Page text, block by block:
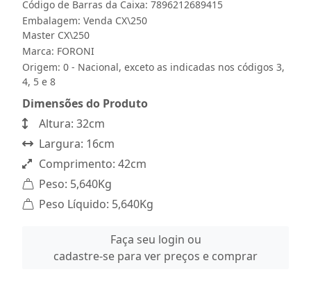
Código de Barras da Caixa: 7896212689415
Embalagem: Venda CX\250
Master CX\250
Marca: FORONI
Origem: 0 - Nacional, exceto as indicadas nos códigos 3,
4, 5 e 8
Dimensões do Produto
Altura: 32cm
Largura: 16cm
Comprimento: 42cm
Peso: 5,640Kg
Peso Líquido: 5,640Kg
Faça seu login ou
cadastre-se para ver preços e comprar